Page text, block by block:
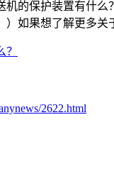
机的保护装置有什
）如果想了解更多
2622.html